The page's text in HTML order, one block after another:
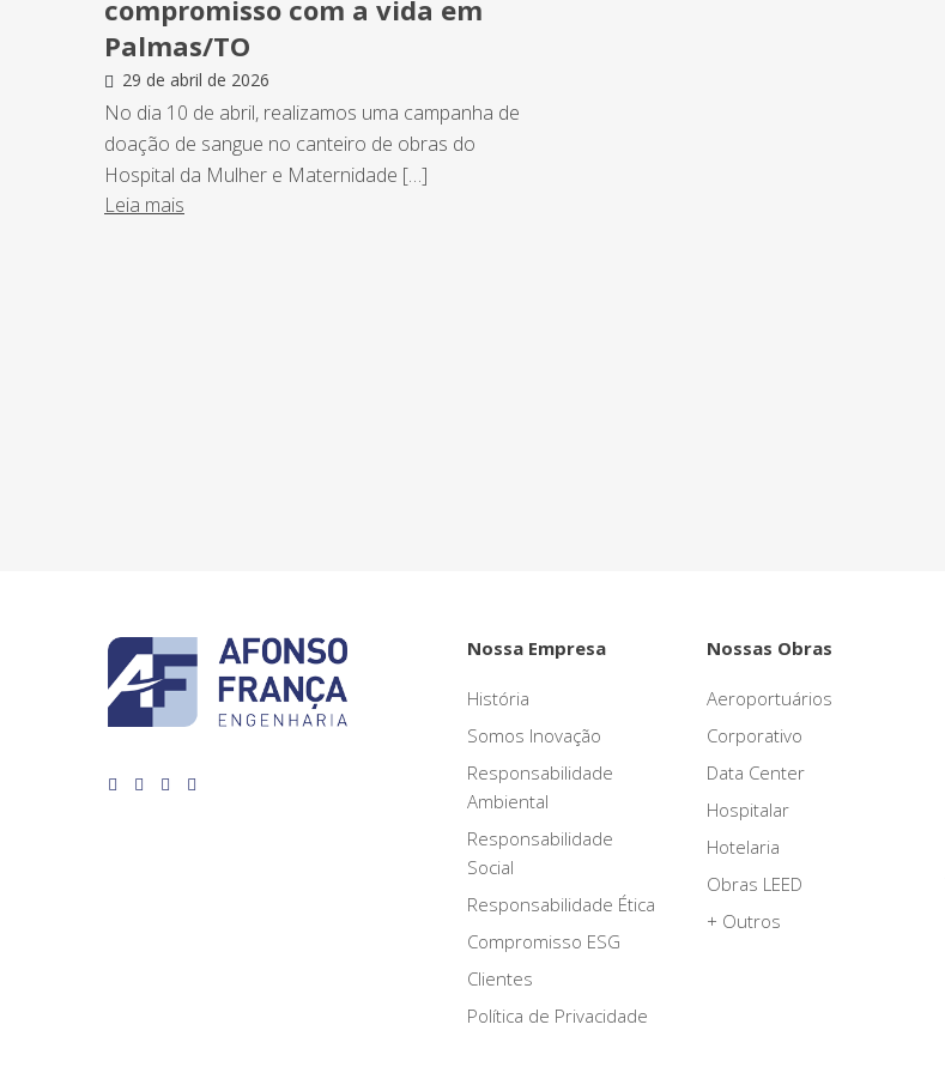
compromisso com a vida em
Palmas/TO
29 de abril de 2026
No dia 10 de abril, realizamos uma campanha de
doação de sangue no canteiro de obras do
Hospital da Mulher e Maternidade […]
Leia mais
Nossa Empresa
História
Somos Inovação
Responsabilidade
Ambiental
Responsabilidade
Social
Responsabilidade Ética
Compromisso ESG
Clientes
Política de Privacidade
Nossas Obras
Aeroportuários
Corporativo
Data Center
Hospitalar
Hotelaria
Obras LEED
+ Outros